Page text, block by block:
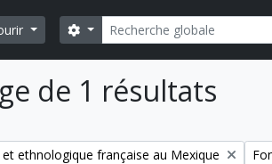
Rechercher
Search options
de 1 résultats
ethnologique française au Mexique